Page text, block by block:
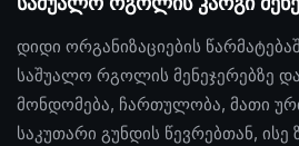
დიდი ორგანიზაციების
საშუალო რგოლის მენეჯერებზე
მონდომება, ჩართულობა, მათი
საკუთარი გუნდის წევრებთან, ისე